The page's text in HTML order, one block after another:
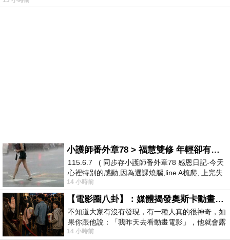
小護師番外章78 > 福慧雙修 年輕卻有個老靈魂 ㄑ金剛經〉podcast
115.6.7 ( 同步存小護師番外章78 感恩日記-今天
心裡特別的感動,因為選課燒腦,line A梳爬, 上完失
智課的她,特來傾
14 小時前
【電影圈八卦】：媒體揭發奧斯卡動畫項目投票醜聞！好萊塢為什麼看不起動畫電影？
不知道大家有沒有發現，有一種人真的很神奇，如
果你跟他說：「我昨天去看動畫電影」，他就會露
出一種慈祥的微笑，然後問你是不是陪小
14 小時前